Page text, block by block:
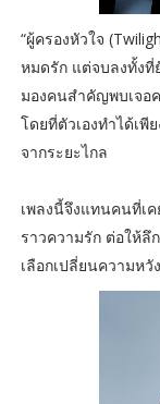
“ผู้ครองหัวใจ
หมดรัก แต่จบลงทั้งที่
มองคนสำคัญพบเจอ
โดยที่ตัวเองทำได้เพี
จากระยะไกล
เพลงนี้จึงแทนคนที่เ
ราวความรัก ต่อให้ลึ
เลือกเปลี่ยนความห